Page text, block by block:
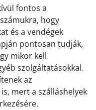
fontos a
hogy
és a vendégek
pontosan tudják,
mikor kell
szolgáltatásokkal.
az
mert a szálláshelyek